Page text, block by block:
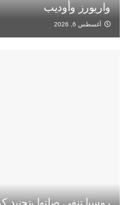
واريورز وأوديب
أغسطس 6, 2026